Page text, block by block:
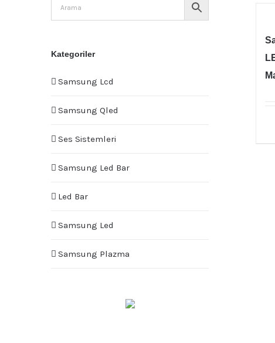
Kategoriler
Samsung Lcd
Samsung Qled
Ses Sistemleri
Samsung Led Bar
Led Bar
Samsung Led
Samsung Plazma